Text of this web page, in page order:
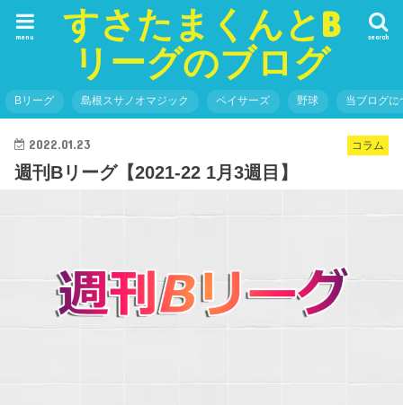
すさたまくんとB
リーグのブログ
search
menu
Bリーグ 島根スサノオマジック ペイサーズ 野球 当ブログに
コラム
2022.01.23
週刊Bリーグ【2021-22 1月3週目】